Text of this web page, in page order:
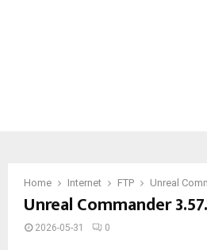
Home Internet FTP Unreal
Unreal Commander
2026-05-31 0